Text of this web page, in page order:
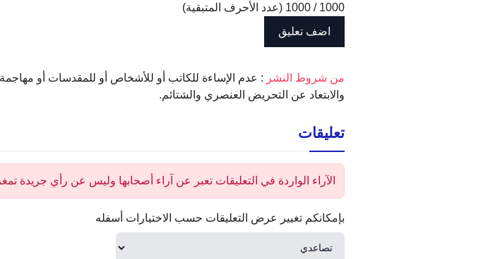
1000
/
1000 (عدد الأحرف المتبقية)
‫من شروط النشر : عدم الإساءة للكاتب أو للأشخاص أو للمقدسات أو مهاجمة
والابتعاد عن التحريض العنصري والشتائم.
تعليقات
الآراء الواردة في التعليقات تعبر عن آراء أصحابها وليس عن رأي جريدة
بإمكانكم تغيير عرض التعليقات حسب الاختيارات أسفله